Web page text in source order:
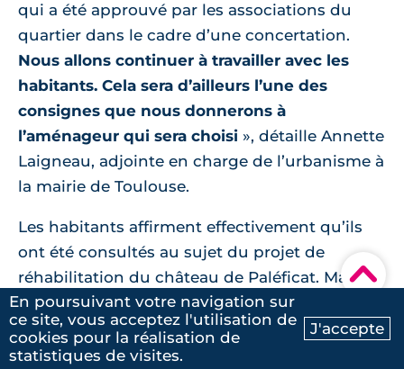
Ma recherche Contactez-nous
▾
qui a été approuvé par les associations du
quartier dans le cadre d’une concertation.
Nous allons continuer à travailler avec les
habitants. Cela sera d’ailleurs l’une des
consignes que nous donnerons à
l’aménageur qui sera choisi », détaille Annette
Laigneau, adjointe en charge de l’urbanisme à
la mairie de Toulouse.
Les habitants affirment effectivement qu’ils
ont été consultés au sujet du projet de
réhabilitation du château de Paléficat. Mais ils
se sentent dupés et trompés par la mairie
toulousaine : « Nous regrettons de nous être
mobilisés à fond autour du projet du château
En poursuivant votre navigation sur
ce site, vous acceptez l'utilisation de
cookies pour la réalisation de
statistiques de visites.
J'accepte